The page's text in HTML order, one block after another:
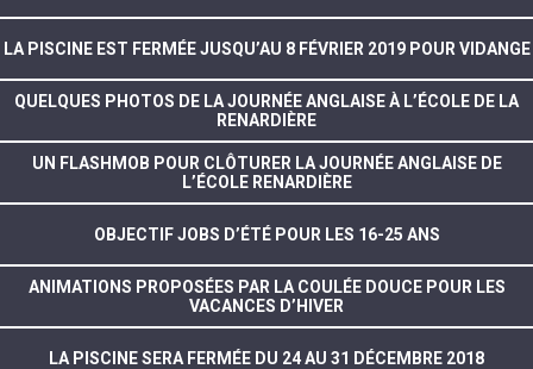
LA PISCINE EST FERMÉE JUSQU’AU 8 FÉVRIER 2019 POUR VIDANGE
QUELQUES PHOTOS DE LA JOURNÉE ANGLAISE À L’ÉCOLE DE LA
RENARDIÈRE
UN FLASHMOB POUR CLÔTURER LA JOURNÉE ANGLAISE DE
L’ÉCOLE RENARDIÈRE
OBJECTIF JOBS D’ÉTÉ POUR LES 16-25 ANS
ANIMATIONS PROPOSÉES PAR LA COULÉE DOUCE POUR LES
VACANCES D’HIVER
LA PISCINE SERA FERMÉE DU 24 AU 31 DÉCEMBRE 2018